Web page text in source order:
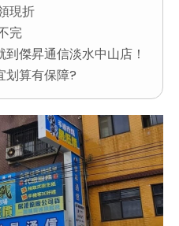
現折
完
傑昇通信淡水中山店！
划算有保障?